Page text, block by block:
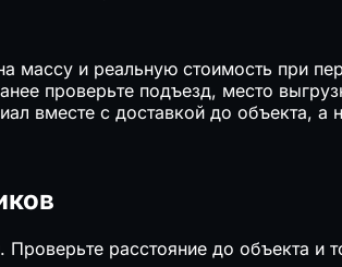
массу и реальную стоимость при
проверьте подъезд, место
вместе с доставкой до объекта, а
Проверьте расстояние до объекта и